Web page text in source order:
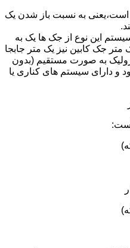
است،یعنی به نسبت باز شدن یک
این نوع از جک ها یک به
جک کابین نیز یک متر جابجا
به صورت مستقیم (بدون
و دارای سیستم های کناری یا